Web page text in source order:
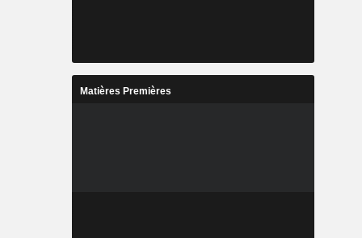
Matières Premières